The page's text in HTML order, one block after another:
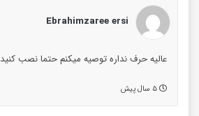
Ebrahimzaree ersi
عالیه حرف نداره توصیه میکنم حتما نصب کنید